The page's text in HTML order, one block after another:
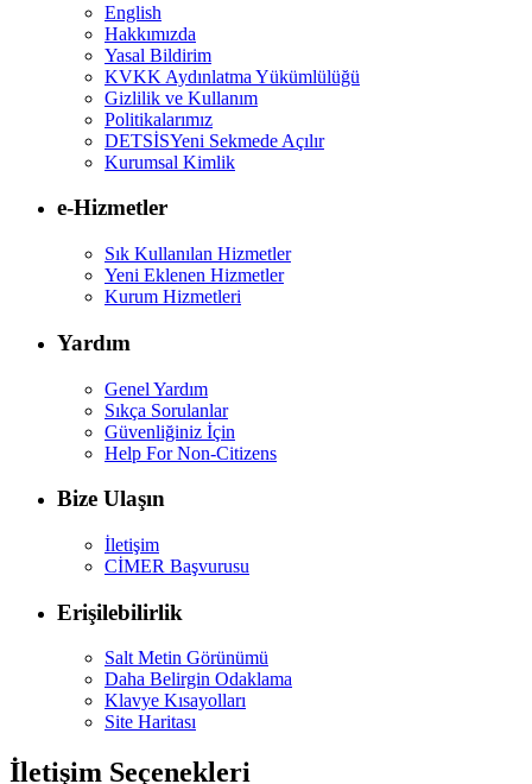
English
Hakkımızda
Yasal Bildirim
KVKK Aydınlatma Yükümlülüğü
Gizlilik ve Kullanım
Politikalarımız
DETSİSYeni Sekmede Açılır
Kurumsal Kimlik
e-Hizmetler
Sık Kullanılan Hizmetler
Yeni Eklenen Hizmetler
Kurum Hizmetleri
Yardım
Genel Yardım
Sıkça Sorulanlar
Güvenliğiniz İçin
Help For Non-Citizens
Bize Ulaşın
İletişim
CİMER Başvurusu
Erişilebilirlik
Salt Metin Görünümü
Daha Belirgin Odaklama
Klavye Kısayolları
Site Haritası
İletişim Seçenekleri